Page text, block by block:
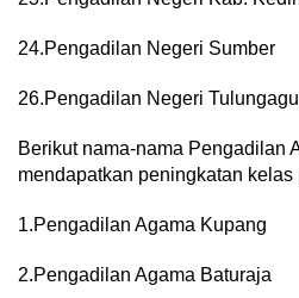
24.Pengadilan Negeri Sumber
26.Pengadilan Negeri
Berikut nama-nama Pengadilan
mendapatkan peningkatan kelas
1.Pengadilan Agama Kupang
2.Pengadilan Agama Baturaja